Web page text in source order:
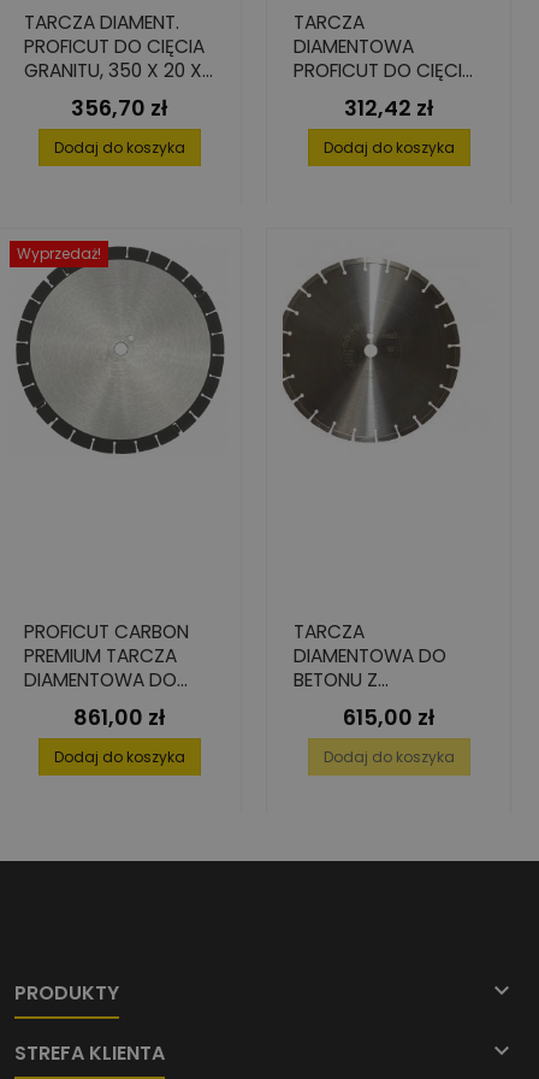
TARCZA DIAMENT.
PROFICUT DO CIĘCIA
GRANITU, 350 X 20 X
15 MMCena
356,70 zł
Dodaj do koszyka
TARCZA
DIAMENTOWA
PROFICUT DO CIĘCIA
BETONU,
450X25,4X15 MM
Cena
312,42 zł
Dodaj do koszyka
Wyprzedaż!
PROFICUT CARBON
PREMIUM TARCZA
DIAMENTOWA DO
ŚWIEŻEGO BETONU,
400X25,4
Cena
861,00 zł
Dodaj do koszyka
TARCZA
DIAMENTOWA DO
BETONU Z
PRECYZYJNIE
UŁOŻONYM
DIAMENTEM, PREMIUM,
350 MM X 25,4 MM
Cena
615,00 zł
Dodaj do koszyka
PRODUKTY 
STREFA KLIENTA 